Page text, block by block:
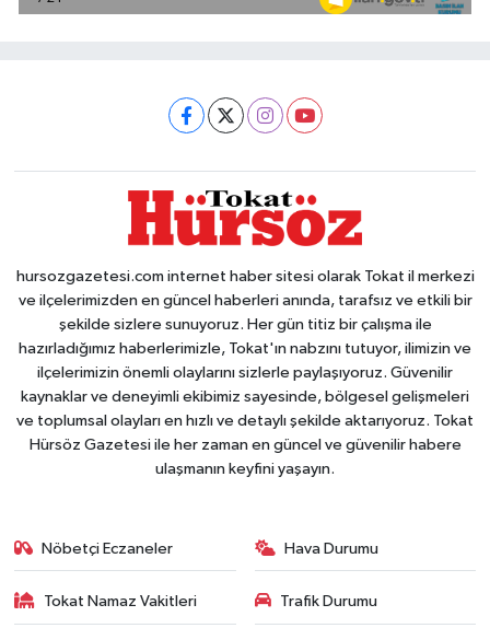
hursozgazetesi.com internet haber sitesi olarak Tokat il merkezi
ve ilçelerimizden en güncel haberleri anında, tarafsız ve etkili bir
şekilde sizlere sunuyoruz. Her gün titiz bir çalışma ile
hazırladığımız haberlerimizle, Tokat'ın nabzını tutuyor, ilimizin ve
ilçelerimizin önemli olaylarını sizlerle paylaşıyoruz. Güvenilir
kaynaklar ve deneyimli ekibimiz sayesinde, bölgesel gelişmeleri
ve toplumsal olayları en hızlı ve detaylı şekilde aktarıyoruz. Tokat
Hürsöz Gazetesi ile her zaman en güncel ve güvenilir habere
ulaşmanın keyfini yaşayın.
Nöbetçi Eczaneler Hava Durumu
Tokat Namaz Vakitleri Trafik Durumu